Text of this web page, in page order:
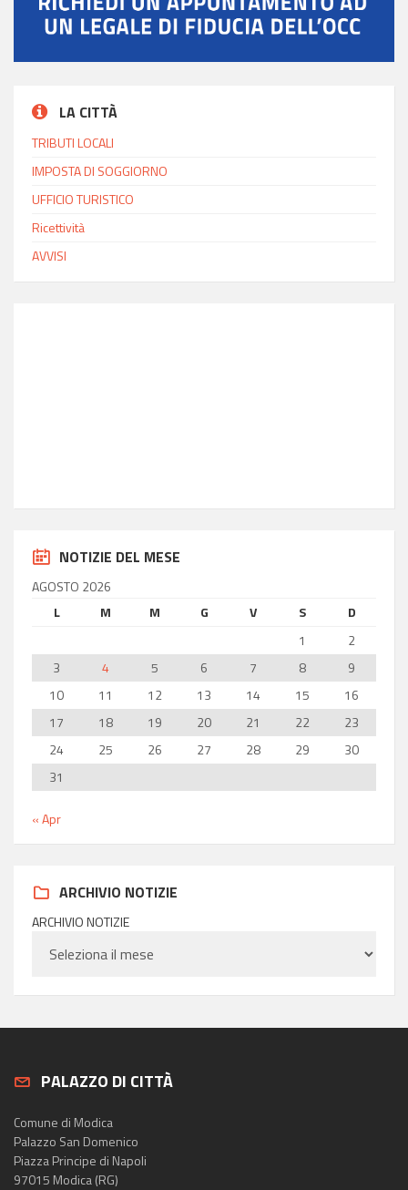
LA CITTÀ
TRIBUTI LOCALI
IMPOSTA DI SOGGIORNO
UFFICIO TURISTICO
Ricettività
AVVISI
NOTIZIE DEL MESE
AGOSTO 2026
L
M M G V S
D
1
2
3
4 5 6 7 8
9
10
11 12 13 14 15
16
17
18 19 20 21 22
23
24
25 26 27 28 29
30
31
« Apr
ARCHIVIO NOTIZIE
ARCHIVIO NOTIZIE
PALAZZO DI CITTÀ
Comune di Modica
Palazzo San Domenico
Piazza Principe di Napoli
97015 Modica (RG)